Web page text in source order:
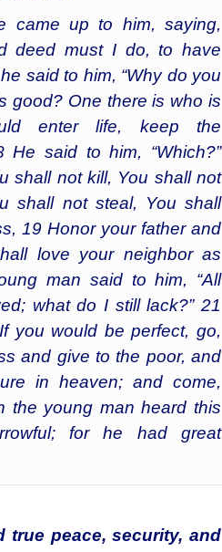
came up to him, saying,
deed must I do, to have
said to him, “Why do you
good? One there is who is
enter life, keep the
He said to him, “Which?”
shall not kill, You shall not
shall not steal, You shall
19 Honor your father and
love your neighbor as
man said to him, “All
what do I still lack?” 21
you would be perfect, go,
and give to the poor, and
in heaven; and come,
the young man heard this
for he had great
true peace, security, and